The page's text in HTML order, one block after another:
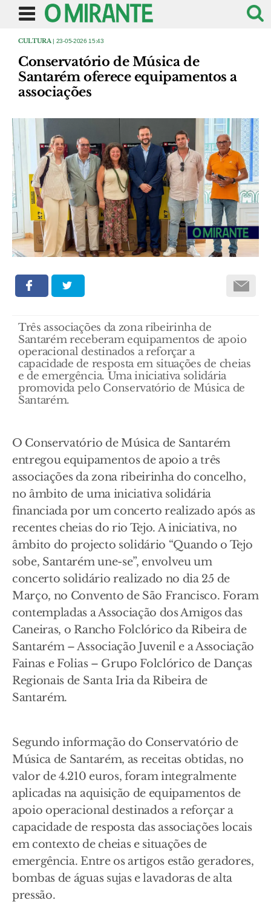
CULTURA | 23-05-2026 15:43
Conservatório de Música de
Santarém oferece equipamentos a
associações
Três associações da zona ribeirinha de
Santarém receberam equipamentos de apoio
operacional destinados a reforçar a
capacidade de resposta em situações de cheias
e de emergência. Uma iniciativa solidária
promovida pelo Conservatório de Música de
Santarém.
O Conservatório de Música de Santarém
entregou equipamentos de apoio a três
associações da zona ribeirinha do concelho,
no âmbito de uma iniciativa solidária
financiada por um concerto realizado após as
recentes cheias do rio Tejo. A iniciativa, no
âmbito do projecto solidário “Quando o Tejo
sobe, Santarém une-se”, envolveu um
concerto solidário realizado no dia 25 de
Março, no Convento de São Francisco. Foram
contempladas a Associação dos Amigos das
Caneiras, o Rancho Folclórico da Ribeira de
Santarém – Associação Juvenil e a Associação
Fainas e Folias – Grupo Folclórico de Danças
Regionais de Santa Iria da Ribeira de
Santarém.
Segundo informação do Conservatório de
Música de Santarém, as receitas obtidas, no
valor de 4.210 euros, foram integralmente
aplicadas na aquisição de equipamentos de
apoio operacional destinados a reforçar a
capacidade de resposta das associações locais
em contexto de cheias e situações de
emergência. Entre os artigos estão geradores,
bombas de águas sujas e lavadoras de alta
pressão.